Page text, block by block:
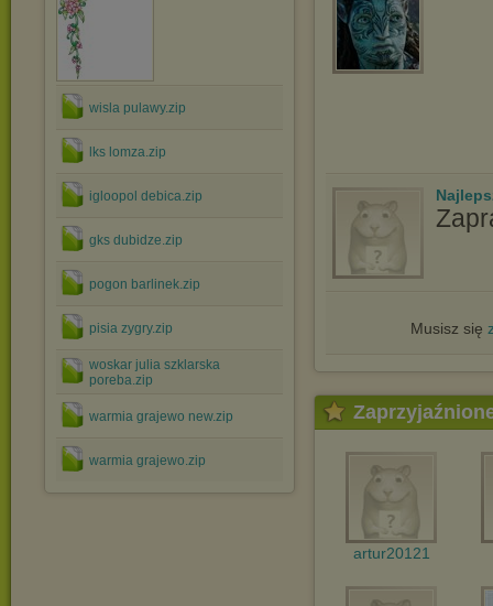
wisla pulawy.zip
lks lomza.zip
igloopol debica.zip
gks dubidze.zip
pogon barlinek.zip
pisia zygry.zip
woskar julia szklarska
poreba.zip
warmia grajewo new.zip
warmia grajewo.zip
Musisz się
artur20121